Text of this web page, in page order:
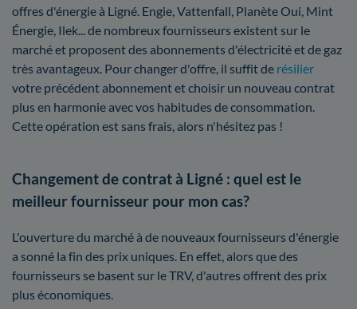
offres d'énergie à Ligné. Engie, Vattenfall, Planète Oui, Mint
Énergie, Ilek... de nombreux fournisseurs existent sur le
marché et proposent des abonnements d'électricité et de gaz
très avantageux. Pour changer d'offre, il suffit de résilier
votre précédent abonnement et choisir un nouveau contrat
plus en harmonie avec vos habitudes de consommation.
Cette opération est sans frais, alors n'hésitez pas !
Changement de contrat à Ligné : quel est le
meilleur fournisseur pour mon cas?
L'ouverture du marché à de nouveaux fournisseurs d'énergie
a sonné la fin des prix uniques. En effet, alors que des
fournisseurs se basent sur le TRV, d'autres offrent des prix
plus économiques.